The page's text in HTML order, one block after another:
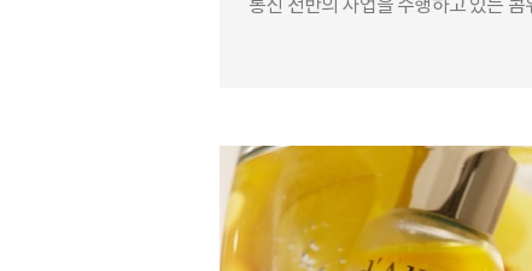
통신 전반의 사업을 수행하고 있는 콤